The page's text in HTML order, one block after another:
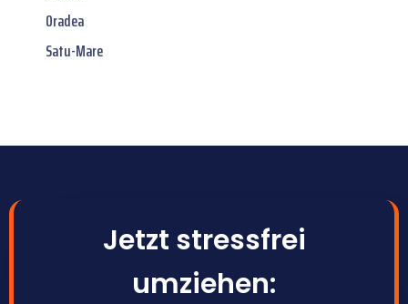
Oradea
Satu-Mare
Jetzt stressfrei
umziehen: